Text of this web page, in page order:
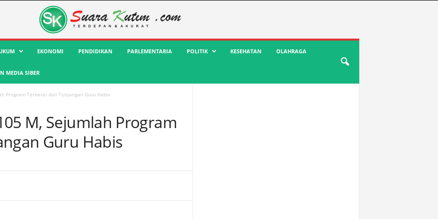
EKONOMI PENDIDIKAN PARLEMENTARIA POLITIK KESEHATAN OLAHRAGA
MEDIA SIBER
Program Terhenti dan Tunjangan Guru Habis
M, Sejumlah Program
Guru Habis